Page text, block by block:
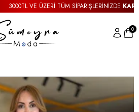
3000TL VE ÜZERİ TÜM SİPARİŞLERİNİZDEKARGO
0